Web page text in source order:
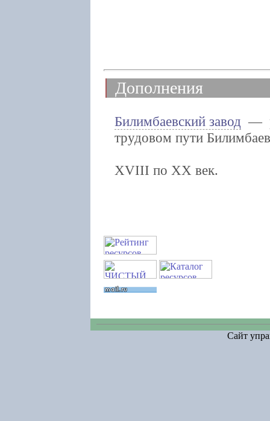
Дополнения
Билимбаевский завод —
трудовом пути
XVIII по XX век.
Сайт